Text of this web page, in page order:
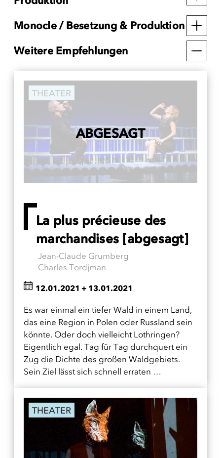
Monocle / Besetzung & Produktion
Weitere Empfehlungen
ABGESAGT
THEATER
La plus précieuse des
marchandises [abgesagt]
Jean-Claude Grumberg
Charles Tordjman
Es war einmal ein tiefer Wald in einem Land,
das eine Region in Polen oder Russland sein
könnte. Oder doch vielleicht Lothringen?
Eigentlich egal. Tag für Tag durchquert ein
Zug die Dichte des großen Waldgebiets.
Sein Ziel lässt sich schnell erraten …
12.01.2021 + 13.01.2021
THEATER